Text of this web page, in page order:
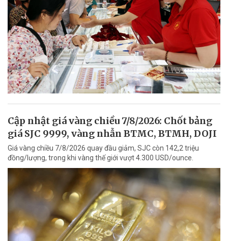
Cập nhật giá vàng chiều 7/8/2026: Chốt bảng
giá SJC 9999, vàng nhẫn BTMC, BTMH, DOJI
Giá vàng chiều 7/8/2026 quay đầu giảm, SJC còn 142,2 triệu
đồng/lượng, trong khi vàng thế giới vượt 4.300 USD/ounce.